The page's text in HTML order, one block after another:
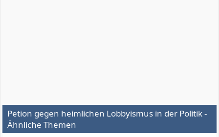
Petion gegen heimlichen Lobbyismus in der Politik -
Ähnliche Themen